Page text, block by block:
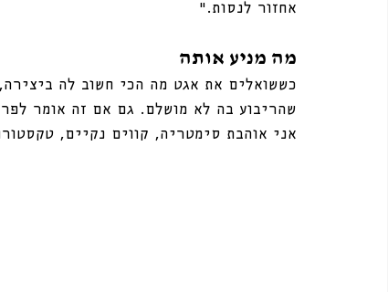
אחזור לנסות.״
מה מניע אותה
כששואלים את אגט מה הכי חשוב לה
שהריבוע בה לא מושלם. גם אם זה אומר
אני אוהבת סימטריה, קווים נקיים,